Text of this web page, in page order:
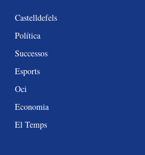
Castelldefels
Política
Successos
Esports
Oci
Economia
El Temps